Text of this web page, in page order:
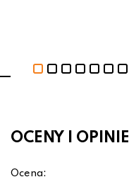
OCENY I OPINIE
Ocena: